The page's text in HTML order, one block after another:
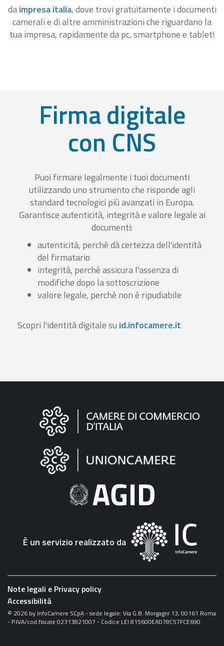
daimpresa italia, dove trovi gratuitamente i documenti
camerali e di altre amministrazioni che riguardano la
tua impresa, rapidamente da pc, smartphone e tablet!
Firma digitale
con CNS
Puoi firmare legalmente i tuoi documenti
utilizzando uno strumento che risponde agli
standard tecnologici più avanzati in Europa.
Garantisce autenticità, integrità e valore legale ai
documenti:
autenticità, perchè dà certezza dell'identità
del firmatario
integrità, perchè assicura l'assenza di
modifiche dopo la sottoscrizione
valore legale, perchè non è ripudiabile
Scopri l'identità digitale su id.infocamere.it
Informazioni
"Fattura
Elettronica"
È un servizio realizzato da
Note legali e Privacy policy
Accessibilità
© 2026 by InfoCamere SCpA - sede legale: Via G.B. Morgagni 13, 00161 Roma
- P.IVA/cod.fiscale 02313821007 - Codice LEI 815600EAD78C57FCE690